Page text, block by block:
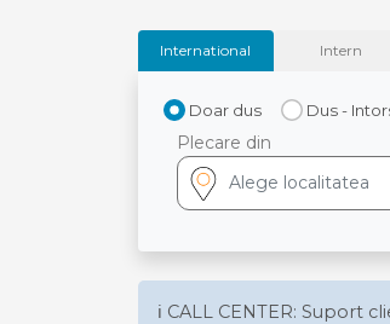
International Intern
Doar dus Dus -
Plecare din
ℹ️ CALL CENTER: Suport